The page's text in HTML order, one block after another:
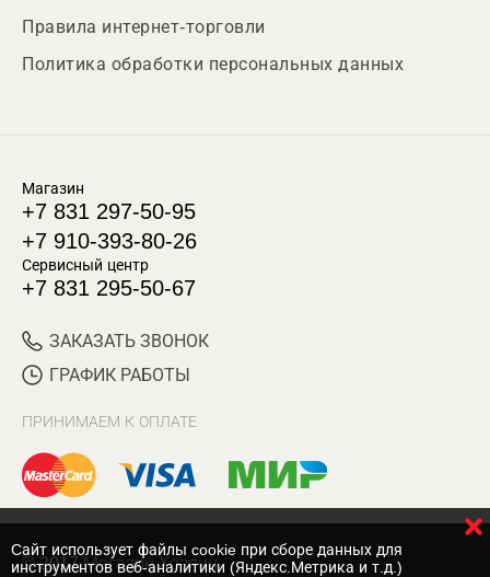
Правила интернет-торговли
Политика обработки персональных данных
Магазин
+7 831 297-50-95
+7 910-393-80-26
Сервисный центр
+7 831 295-50-67
ЗАКАЗАТЬ ЗВОНОК
ГРАФИК РАБОТЫ
ПРИНИМАЕМ К ОПЛАТЕ
© 2017 Магазин Хозяин
Cайт использует файлы cookie при сборе данных для
инструментов веб-аналитики (Яндекс.Метрика и т.д.)